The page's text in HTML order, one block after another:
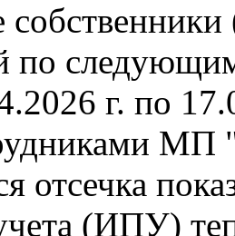
г. по
МП
отсечка
(ИПУ)